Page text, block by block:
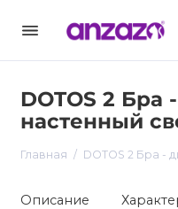
DOTOS 2 Бра
настенный
Главная DOTOS 2 Бра -
Описание